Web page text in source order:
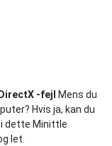
-fejl
Mens du
Hvis ja, kan du
i dette Minittle
let.